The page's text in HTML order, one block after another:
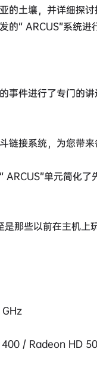
的土壤，并详细探
的“ ARCUS”系统
事件进行了专门的
链接系统，为您带
ARCUS”单元简化
那些以前在主机上
/ Radeon HD